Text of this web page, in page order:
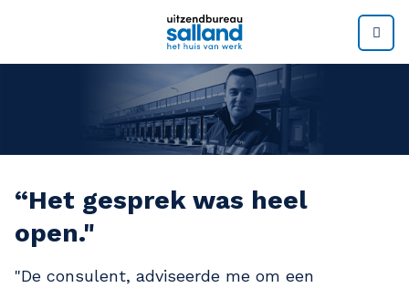
“Het gesprek was heel
open."
"De consulent, adviseerde me om een